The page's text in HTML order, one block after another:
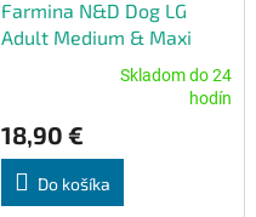
Farmina N&D Dog LG
Adult Medium & Maxi
Lamb & Blueberry 2,5 kg
produktu
je
4,7
z
Skladom do 24
hodín
18,90 €
Do košíka